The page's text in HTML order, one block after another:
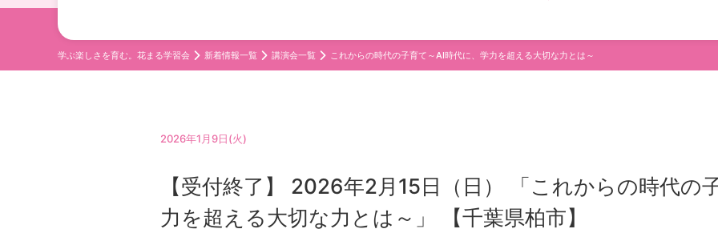
学ぶ楽しさを育む。花まる学習会 新着情報一覧 講演会一覧 これからの時代の子育て～AI時代に、学力を超える大切な力とは～
2026年1月9日(火)
【受付終了】 2026年2月15日（日） 「これからの時代の
力を超える大切な力とは～」 【千葉県柏市】